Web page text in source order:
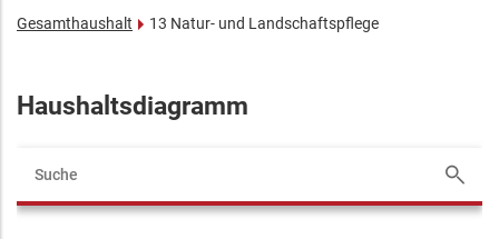
Gesamthaushalt 13 Natur- und Landschaftspflege
Haushaltsdiagramm